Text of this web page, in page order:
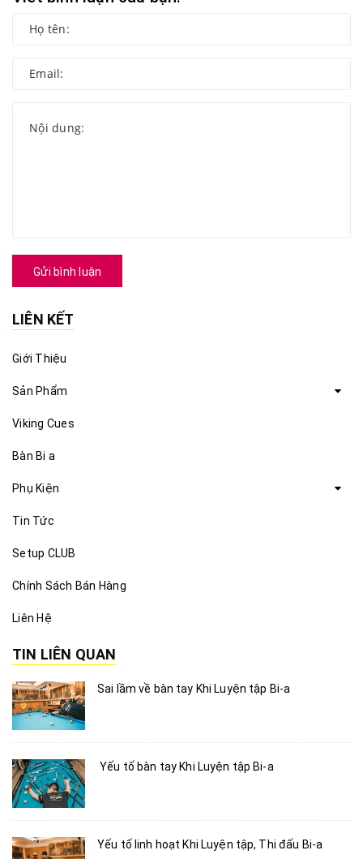
Gửi bình luận
LIÊN KẾT
Giới Thiệu
Sản Phẩm
Viking Cues
Bàn Bi a
Phụ Kiện
Tin Tức
Setup CLUB
Chính Sách Bán Hàng
Liên Hệ
TIN LIÊN QUAN
Sai lầm về bàn tay Khi Luyện tập Bi-a
Yếu tố bàn tay Khi Luyện tập Bi-a
Yếu tố linh hoạt Khi Luyện tập, Thi đấu Bi-a